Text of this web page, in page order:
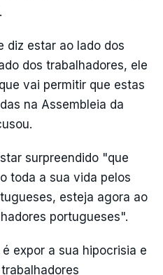
diz estar ao lado dos
dos trabalhadores, ele
vai permitir que estas
na Assembleia da
surpreendido "que
toda a sua vida pelos
esteja agora ao
portugueses".
expor a sua hipocrisia e